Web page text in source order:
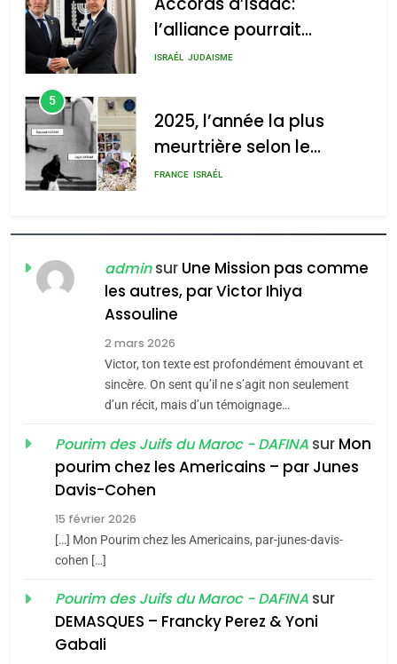
2025, l’année la plus
meurtrière selon le rapport
l’antisémitisme
admin 0
meurtrière selon le
rapport d’ADL contre
FRANCE ISRAÉL
6
FIÈRE, DIGNE ET RÉSILIENTE :
POURQUOI JE REVENDIQUE
MA JUDAÏTE par Thérèse
ISRAÉL JUDAISME
CE QUI NOUS MANQUE –
Jacques Hadida
JUDAISME
Maroc : Les amandes de
Tafraout, le miel de Tadla
Azilal consacrés produits
du terroir
DAFINA MAROC
Oeil ravageur – Vanessa
De Loya Stauber
«Tu dis génocide, je dis
guerre»: La nouvelle
adminsur Une Mission pas comme
les autres, par Victor Ihiya
Assouline
2 mars 2026
Victor, ton texte est profondément émouvant et
sincère. On sent qu’il ne s’agit non seulement
d’un récit, mais d’un témoignage…
Pourim des Juifs du Maroc - DAFINA sur Mon
pourim chez les Americains – par Junes
Davis-Cohen
15 février 2026
[…] Mon Pourim chez les Americains, par-junes-davis-
cohen […]
Pourim des Juifs du Maroc - DAFINA sur
DEMASQUES – Francky Perez & Yoni
Gabali
2025, l’année la plus
d’ADL contre
l’antisémitisme
FRANCE ISRAÉL